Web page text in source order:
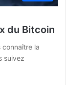
du Bitcoin
connaître la
suivez